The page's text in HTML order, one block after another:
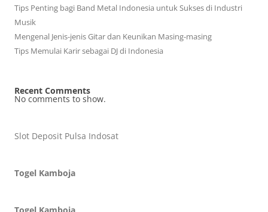
Tips Penting bagi Band Metal Indonesia untuk Sukses di Industri
Musik
Mengenal Jenis-jenis Gitar dan Keunikan Masing-masing
Tips Memulai Karir sebagai DJ di Indonesia
Recent Comments
No comments to show.
Slot Deposit Pulsa Indosat
Togel Kamboja